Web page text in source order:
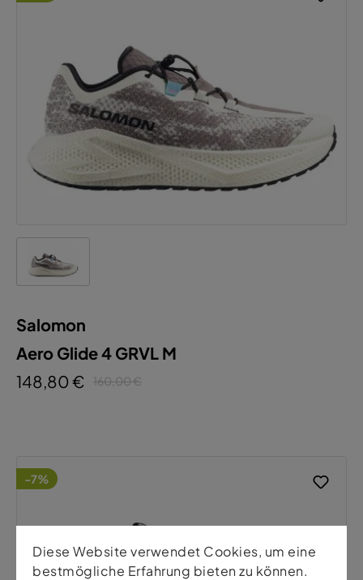
Salomon
Aero Glide 4 GRVL M
148,80 €
160,00 €
-7%
Diese Website verwendet Cookies, um eine
bestmögliche Erfahrung bieten zu können.